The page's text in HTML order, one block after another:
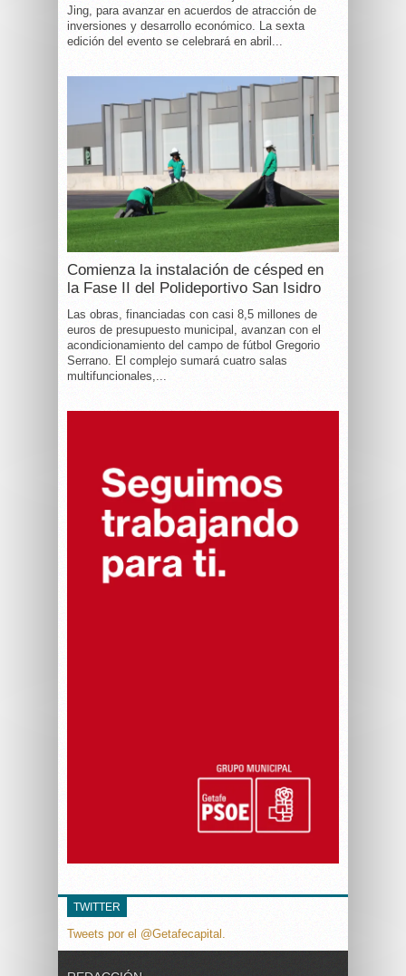
Jing, para avanzar en acuerdos de atracción de
inversiones y desarrollo económico. La sexta
edición del evento se celebrará en abril...
Comienza la instalación de césped en
la Fase II del Polideportivo San Isidro
Las obras, financiadas con casi 8,5 millones de
euros de presupuesto municipal, avanzan con el
acondicionamiento del campo de fútbol Gregorio
Serrano. El complejo sumará cuatro salas
multifuncionales,...
TWITTER
Tweets por el @Getafecapital.